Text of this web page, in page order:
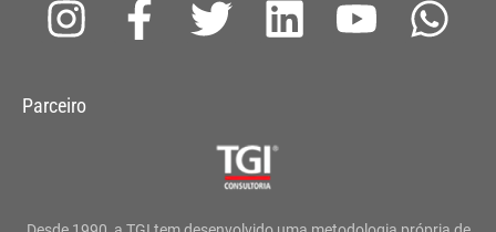
I
s
F
a
T
t
L
Y
W
Parceiro